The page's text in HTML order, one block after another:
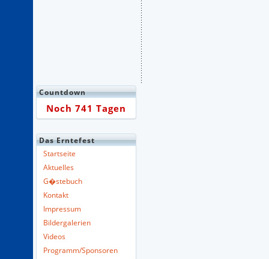
Countdown
Noch 741 Tagen
Das Erntefest
Startseite
Aktuelles
G�stebuch
Kontakt
Impressum
Bildergalerien
Videos
Programm/Sponsoren